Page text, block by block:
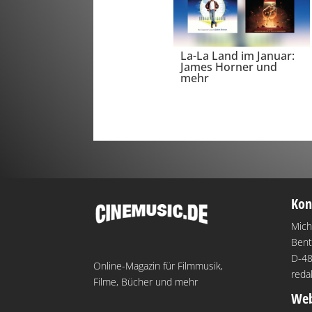
La-La Land im Januar:
James Horner und
mehr
Online-Magazin für Filmmusik,
Filme, Bücher und mehr
D-